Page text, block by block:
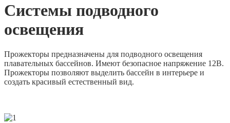
Системы подводного
освещения
Прожекторы предназначены для подводного освещения
плавательных бассейнов. Имеют безопасное напряжение 12В.
Прожекторы позволяют выделить бассейн в интерьере и
создать красивый естественный вид.